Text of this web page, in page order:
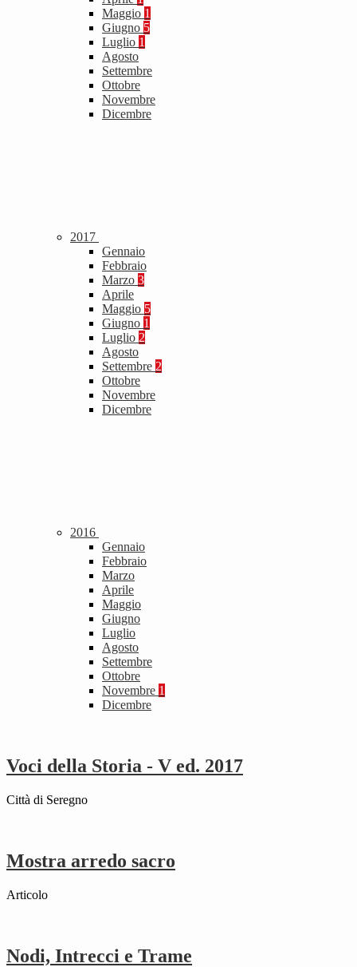
Maggio 1
Giugno 5
Luglio 1
Agosto
Settembre
Ottobre
Novembre
Dicembre
2017
Gennaio
Febbraio
Marzo 3
Aprile
Maggio 5
Giugno 1
Luglio 2
Agosto
Settembre 2
Ottobre
Novembre
Dicembre
2016
Gennaio
Febbraio
Marzo
Aprile
Maggio
Giugno
Luglio
Agosto
Settembre
Ottobre
Novembre 1
Dicembre
Voci della Storia - V ed. 2017
Città di Seregno
Mostra arredo sacro
Articolo
Nodi, Intrecci e Trame